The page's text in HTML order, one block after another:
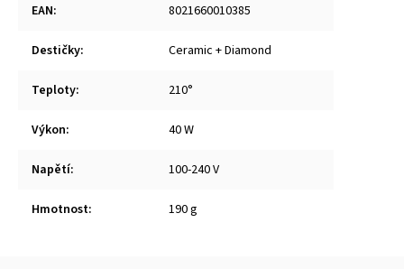
EAN: 8021660010385
Destičky: Ceramic + Diamond
Teploty: 210°
Výkon: 40 W
Napětí: 100-240 V
Hmotnost: 190 g